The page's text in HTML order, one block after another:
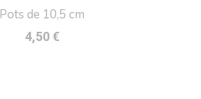
Pots de 10,5 cm
4,50€